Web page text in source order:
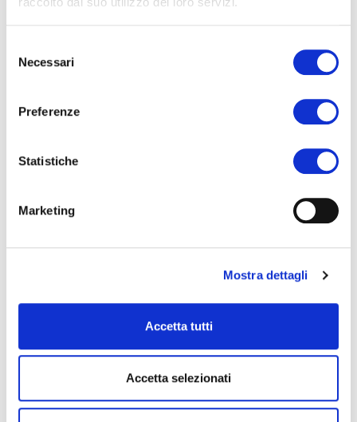
delNecessari
Preferenze
Statistiche
Marketing
Mostra dettagli
Accetta tutti
Accetta selezionati